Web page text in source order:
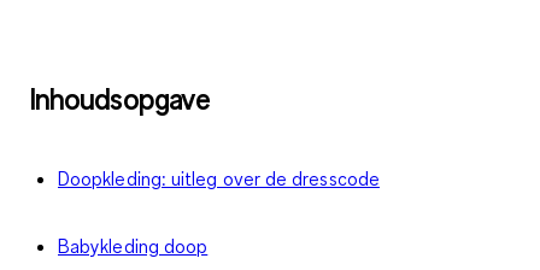
Inhoudsopgave
Doopkleding: uitleg over de dresscode
Babykleding doop